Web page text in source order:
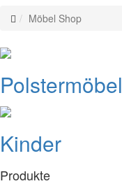
Möbel Shop
Polstermöbel
Kinder
Produkte